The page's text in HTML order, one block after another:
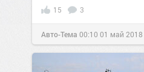
15 3
Авто-Тема 00:10 01 май 2018